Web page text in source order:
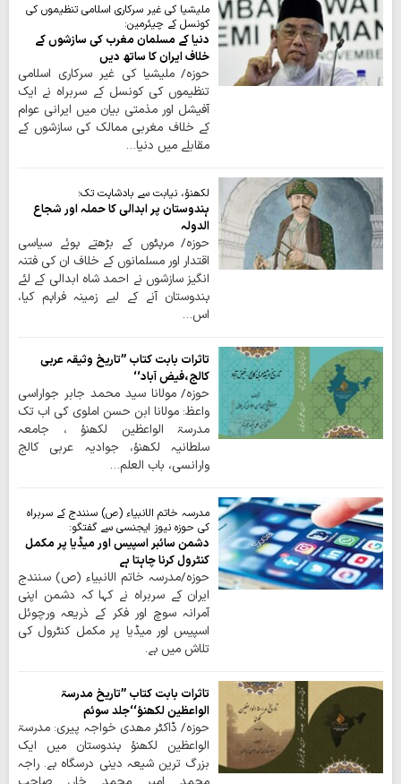
ملیشیا کی غیر سرکاری اسلامی تنظیموں کی
کونسل کے چیئرمین:
دنیا کے مسلمان مغرب کی سازشوں کے
خلاف ایران کا ساتھ دیں
حوزہ/ ملیشیا کی غیر سرکاری اسلامی
تنظیموں کی کونسل کے سربراہ نے ایک
آفیشل اور مذمتی بیان میں ایرانی عوام
کے خلاف مغربی ممالک کی سازشوں کے
مقابلے میں دنیا…
لکھنؤ، نیابت سے بادشاہت تک؛
ہندوستان پر ابدالی کا حملہ اور شجاع
الدولہ
حوزہ/ مرہٹوں کے بڑھتے ہوئے سیاسی
اقتدار اور مسلمانوں کے خلاف ان کی فتنہ
انگیز سازشوں نے احمد شاہ ابدالی کے لئے
ہندوستان آنے کے لیے زمینہ فراہم کیا،
اس…
تاثرات بابت کتاب ’’تاریخ وثیقہ عربی
کالج،فیض آباد‘‘
حوزہ/ مولانا سید محمد جابر جواراسی
واعظ: مولانا ابن حسن املوی کی اب تک
مدرسۃ الواعظین لکھنؤ ، جامعہ
سلطانیہ لکھنؤ، جوادیہ عربی کالج
وارانسی، باب العلم…
مدرسہ خاتم الانبیاء (ص) سنندج کے سربراہ
کی حوزہ نیوز ایجنسی سے گفتگو:
دشمن سائبر اسپیس اور میڈیا پر مکمل
کنٹرول کرنا چاہتا ہے
حوزہ/مدرسہ خاتم الانبیاء (ص) سنندج
ایران کے سربراہ نے کہا کہ دشمن اپنی
آمرانہ سوچ اور فکر کے ذریعہ ورچوئل
اسپیس اور میڈیا پر مکمل کنٹرول کی
تلاش میں ہے۔
تاثرات بابت کتاب ’’تاریخ مدرسۃ
الواعظین لکھنؤ‘‘جلد سوئم
حوزہ/ ڈاکٹر مھدی خواجہ پیری: مدرسۃ
الواعظین لکھنؤ ہندوستان میں ایک
بزرگ ترین شیعہ دینی درسگاہ ہے۔ راجہ